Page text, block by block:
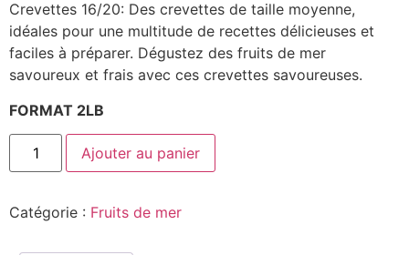
Crevettes 16/20: Des crevettes de taille moyenne,
idéales pour une multitude de recettes délicieuses et
faciles à préparer. Dégustez des fruits de mer
savoureux et frais avec ces crevettes savoureuses.
FORMAT 2LB
Ajouter au panier
Catégorie : Fruits de mer